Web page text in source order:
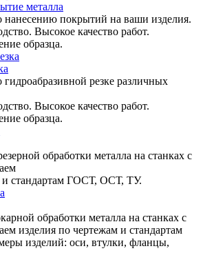
металла
нанесению покрытий на ваши изделия.
Высокое качество работ.
образца.
резке различных
Высокое качество работ.
образца.
обработки металла на станках с
и стандартам ГОСТ, ОСТ, ТУ.
обработки металла на станках с
изделия по чертежам и стандартам
изделий: оси, втулки, фланцы,